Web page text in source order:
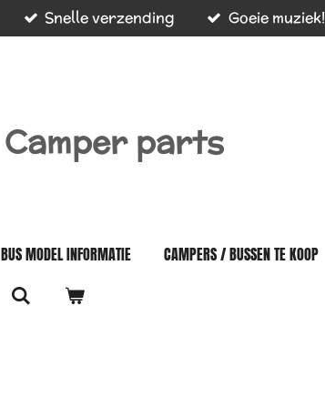
Snelle verzending Goeie muziek!
Camper parts
BUS MODEL INFORMATIE CAMPERS / BUSSEN TE KOOP